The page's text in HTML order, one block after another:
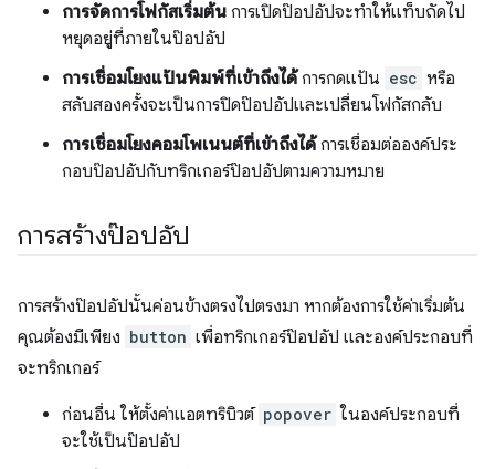
การจัดการโฟกัสเริ่มต้น การเปิดป๊อปอัปจะทำให้แท็บถัดไป
หยุดอยู่ที่ภายในป๊อปอัป
การเชื่อมโยงแป้นพิมพ์ที่เข้าถึงได้การกดแป้น esc หรือ
สลับสองครั้งจะเป็นการปิดป๊อปอัปและเปลี่ยนโฟกัสกลับ
การเชื่อมโยงคอมโพเนนต์ที่เข้าถึงได้การเชื่อมต่อองค์ประ
กอบป๊อปอัปกับทริกเกอร์ป๊อปอัปตามความหมาย
การสร้างป๊อปอัป
การสร้างป๊อปอัปนั้นค่อนข้างตรงไปตรงมา หากต้องการใช้ค่าเริ่มต้น
คุณต้องมีเพียง button เพื่อทริกเกอร์ป๊อปอัป และองค์ประกอบที่
จะทริกเกอร์
ก่อนอื่น ให้ตั้งค่าแอตทริบิวต์ popover ในองค์ประกอบที่
จะใช้เป็นป๊อปอัป